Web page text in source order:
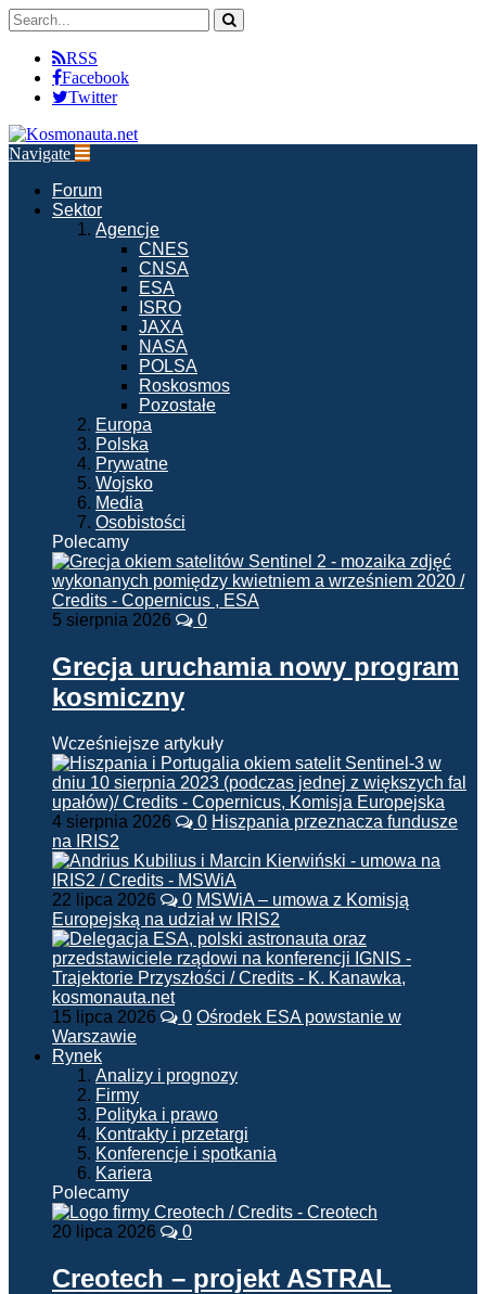
RSS
Facebook
Twitter
Navigate
Forum
Sektor
Agencje
CNES
CNSA
ESA
ISRO
JAXA
NASA
POLSA
Roskosmos
Pozostałe
Europa
Polska
Prywatne
Wojsko
Media
Osobistości
Polecamy
5 sierpnia 2026 0
Grecja uruchamia nowy program
kosmiczny
Wcześniejsze artykuły
4 sierpnia 2026 0 Hiszpania przeznacza fundusze
na IRIS2
22 lipca 2026 0 MSWiA – umowa z Komisją
Europejską na udział w IRIS2
15 lipca 2026 0 Ośrodek ESA powstanie w
Warszawie
Rynek
Analizy i prognozy
Firmy
Polityka i prawo
Kontrakty i przetargi
Konferencje i spotkania
Kariera
Polecamy
20 lipca 2026 0
Creotech – projekt ASTRAL